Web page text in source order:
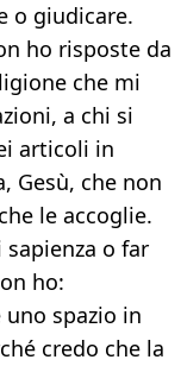
o giudicare.
ho risposte da
che mi
a chi si
articoli in
Gesù, che non
le accoglie.
o far
ho:
spazio in
credo che la